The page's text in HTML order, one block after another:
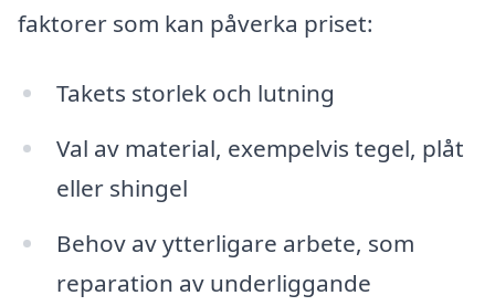
faktorer som kan påverka priset:
Takets storlek och lutning
Val av material, exempelvis tegel, plåt
eller shingel
Behov av ytterligare arbete, som
reparation av underliggande